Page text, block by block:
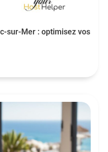
sur-Mer : optimisez vos